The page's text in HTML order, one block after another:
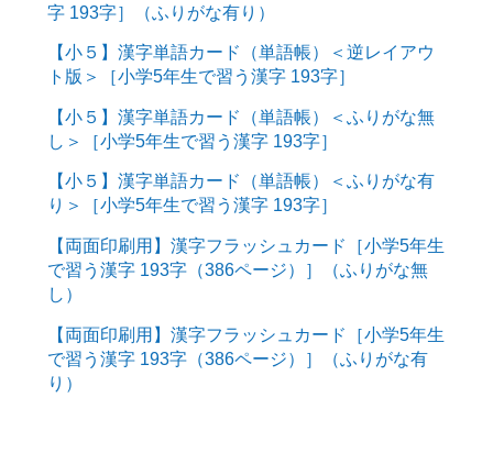
字 193字］（ふりがな有り）
【小５】漢字単語カード（単語帳）＜逆レイアウ
ト版＞［小学5年生で習う漢字 193字］
【小５】漢字単語カード（単語帳）＜ふりがな無
し＞［小学5年生で習う漢字 193字］
【小５】漢字単語カード（単語帳）＜ふりがな有
り＞［小学5年生で習う漢字 193字］
【両面印刷用】漢字フラッシュカード［小学5年生
で習う漢字 193字（386ページ）］（ふりがな無
し）
【両面印刷用】漢字フラッシュカード［小学5年生
で習う漢字 193字（386ページ）］（ふりがな有
り）